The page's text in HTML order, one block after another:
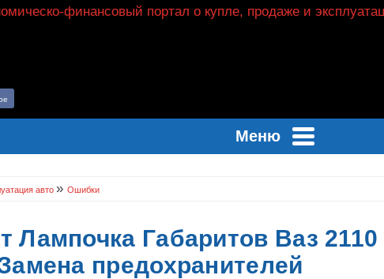
Меню
авто » Ошибки
Лампочка Габаритов Ваз 2110
предохранителей